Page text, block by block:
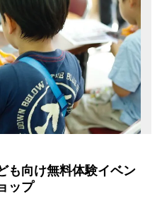
も向け無料体験イベン
ップ